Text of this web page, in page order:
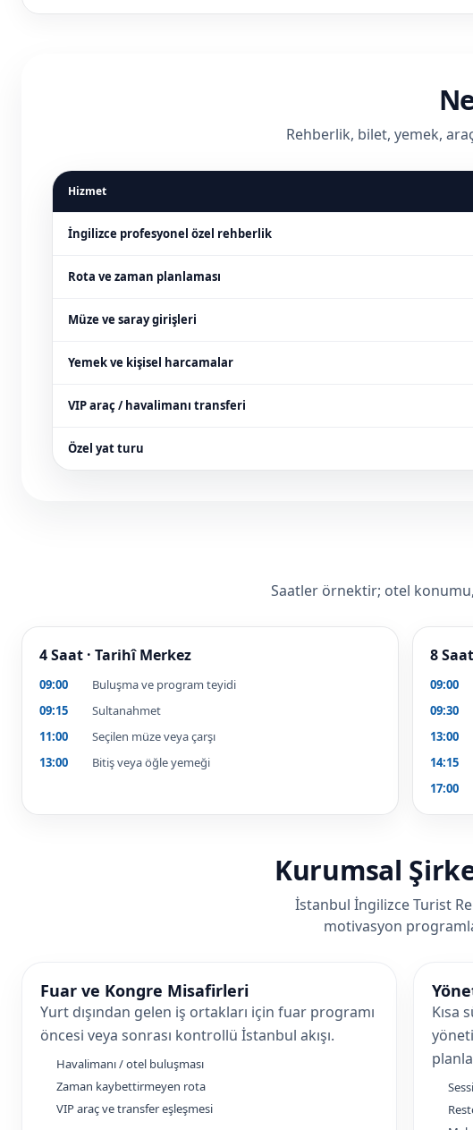
Rehberlik, bilet, yemek,
Hizmet
İngilizce profesyonel özel rehberlik
Rota ve zaman planlaması
Müze ve saray girişleri
Yemek ve kişisel harcamalar
VIP araç / havalimanı transferi
Özel yat turu
Saatler örnektir; otel
4 Saat · Tarihî Merkez
09:00
Buluşma ve program teyidi
09:15
Sultanahmet
11:00
Seçilen müze veya çarşı
13:00
Bitiş veya öğle yemeği
8
09:00
09:30
13:00
14:15
17:00
Kurumsal
İstanbul İngilizce Turist
motivasyon
Fuar ve Kongre Misafirleri
Yurt dışından gelen iş ortakları için fuar programı
öncesi veya sonrası kontrollü İstanbul akışı.
Havalimanı / otel buluşması
Zaman kaybettirmeyen rota
VIP araç ve transfer eşleşmesi
Kısa